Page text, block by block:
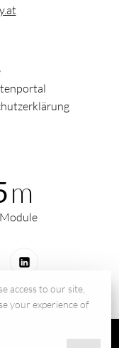
m
GmbH
access to our site,
your experience of